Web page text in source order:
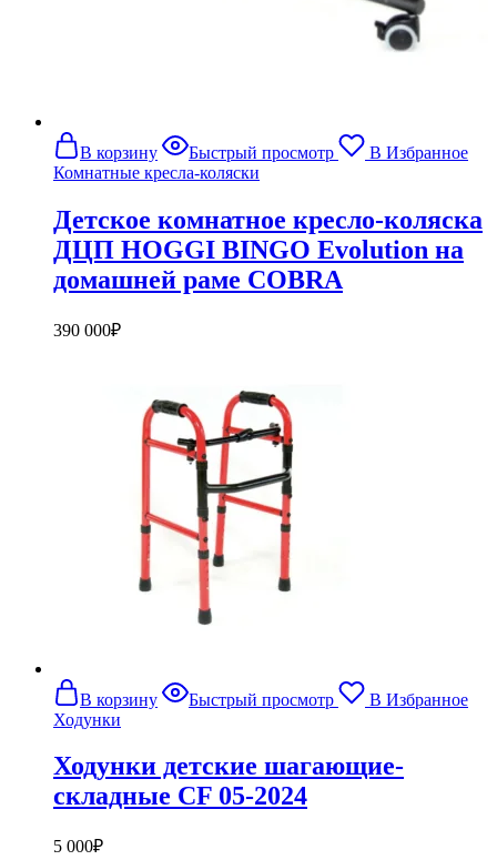
В корзину Быстрый просмотр
В Избранное
Комнатные кресла-коляски
Детское комнатное кресло-коляска
ДЦП HOGGI BINGO Evolution на
домашней раме COBRA
390 000₽
В корзину Быстрый просмотр
В Избранное
Ходунки
Ходунки детские шагающие-
складные CF 05-2024
5 000₽